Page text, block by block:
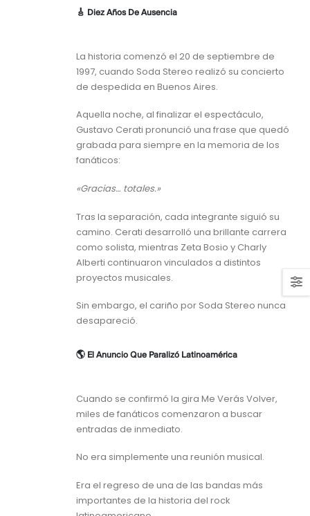
🎸 Diez Años De Ausencia
La historia comenzó el 20 de septiembre de
1997, cuando Soda Stereo realizó su concierto
de despedida en Buenos Aires.
Aquella noche, al finalizar el espectáculo,
Gustavo Cerati pronunció una frase que quedó
grabada para siempre en la memoria de los
fanáticos:
«Gracias… totales.»
Tras la separación, cada integrante siguió su
camino. Cerati desarrolló una brillante carrera
como solista, mientras Zeta Bosio y Charly
Alberti continuaron vinculados a distintos
proyectos musicales.
Sin embargo, el cariño por Soda Stereo nunca
desapareció.
🌎 El Anuncio Que Paralizó Latinoamérica
Cuando se confirmó la gira Me Verás Volver,
miles de fanáticos comenzaron a buscar
entradas de inmediato.
No era simplemente una reunión musical.
Era el regreso de una de las bandas más
importantes de la historia del rock